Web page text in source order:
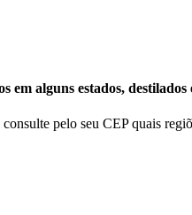
em alguns estados, destilados
consulte pelo seu CEP quais